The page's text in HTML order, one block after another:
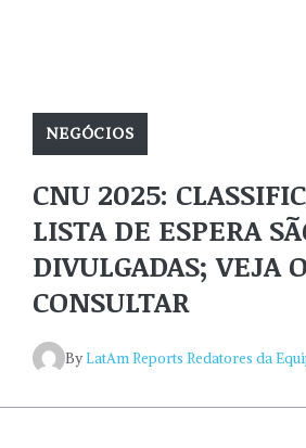
NEGÓCIOS
CNU 2025:
LISTA DE ESPERA
DIVULGADAS; VEJA
CONSULTAR
ByLatAm Reports Redatores da